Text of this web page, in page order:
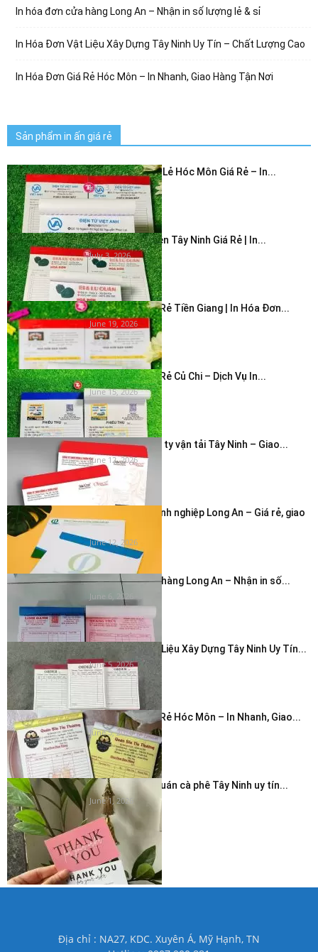
In hóa đơn cửa hàng Long An – Nhận in số lượng lẻ & sỉ
In Hóa Đơn Vật Liệu Xây Dựng Tây Ninh Uy Tín – Chất Lượng Cao
In Hóa Đơn Giá Rẻ Hóc Môn – In Nhanh, Giao Hàng Tận Nơi
Sản phẩm in ấn giá rẻ
In Hóa Đơn Bán Lẻ Hóc Môn Giá Rẻ – In...
July 3, 2026
In Hóa Đơn 2 Liên Tây Ninh Giá Rẻ | In...
July 3, 2026
In Hóa Đơn Giá Rẻ Tiền Giang | In Hóa Đơn...
June 19, 2026
In Hóa Đơn Giá Rẻ Củ Chi – Dịch Vụ In...
June 15, 2026
In bao thư công ty vận tải Tây Ninh – Giao...
June 12, 2026
In phong bì doanh nghiệp Long An – Giá rẻ, giao
nhanh...
June 12, 2026
In hóa đơn cửa hàng Long An – Nhận in số...
June 6, 2026
In Hóa Đơn Vật Liệu Xây Dựng Tây Ninh Uy Tín...
June 5, 2026
In Hóa Đơn Giá Rẻ Hóc Môn – In Nhanh, Giao...
June 5, 2026
In thẻ cảm ơn quán cà phê Tây Ninh uy tín...
June 1, 2026
Địa chỉ : NA27, KDC. Xuyên Á, Mỹ Hạnh, TN